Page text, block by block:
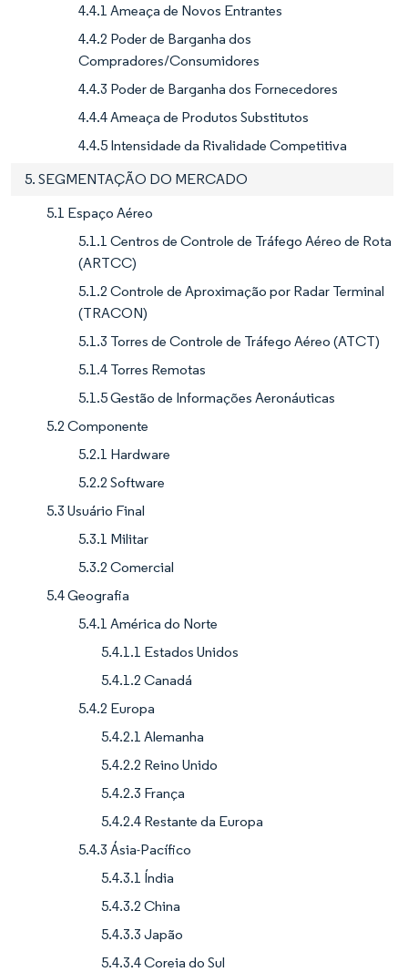
4.4.1 Ameaça de Novos Entrantes
4.4.2 Poder de Barganha dos
Compradores/Consumidores
4.4.3 Poder de Barganha dos Fornecedores
4.4.4 Ameaça de Produtos Substitutos
4.4.5 Intensidade da Rivalidade Competitiva
5. SEGMENTAÇÃO DO MERCADO
5.1 Espaço Aéreo
5.1.1 Centros de Controle de Tráfego Aéreo de Rota
(ARTCC)
5.1.2 Controle de Aproximação por Radar Terminal
(TRACON)
5.1.3 Torres de Controle de Tráfego Aéreo (ATCT)
5.1.4 Torres Remotas
5.1.5 Gestão de Informações Aeronáuticas
5.2 Componente
5.2.1 Hardware
5.2.2 Software
5.3 Usuário Final
5.3.1 Militar
5.3.2 Comercial
5.4 Geografia
5.4.1 América do Norte
5.4.1.1 Estados Unidos
5.4.1.2 Canadá
5.4.2 Europa
5.4.2.1 Alemanha
5.4.2.2 Reino Unido
5.4.2.3 França
5.4.2.4 Restante da Europa
5.4.3 Ásia-Pacífico
5.4.3.1 Índia
5.4.3.2 China
5.4.3.3 Japão
5.4.3.4 Coreia do Sul